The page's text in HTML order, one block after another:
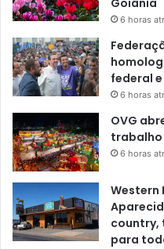
Goiânia
6 horas
federal
6 horas
OVG
trabalho
6 horas
Western
country,
para